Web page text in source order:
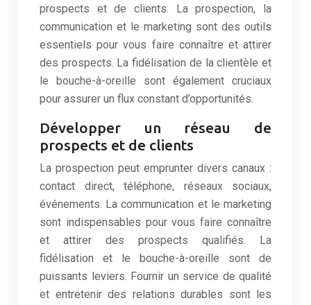
prospects et de clients. La prospection, la
communication et le marketing sont des outils
essentiels pour vous faire connaître et attirer
des prospects. La fidélisation de la clientèle et
le bouche-à-oreille sont également cruciaux
pour assurer un flux constant d’opportunités.
Développer un réseau de
prospects et de clients
La prospection peut emprunter divers canaux :
contact direct, téléphone, réseaux sociaux,
événements. La communication et le marketing
sont indispensables pour vous faire connaître
et attirer des prospects qualifiés. La
fidélisation et le bouche-à-oreille sont de
puissants leviers. Fournir un service de qualité
et entretenir des relations durables sont les